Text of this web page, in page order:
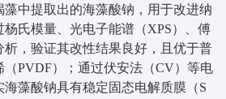
中提取出的海藻酸钠，用于改进纳
氏模量、光电子能谱（XPS）、傅
析，验证其改性结果良好，且优于普
PVDF）；通过伏安法（CV）等电
藻酸钠具有稳定固态电解质膜（S